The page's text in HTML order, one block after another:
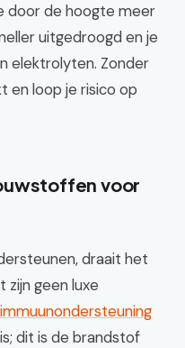
door de hoogte meer
uitgedroogd en je
elektrolyten. Zonder
en loop je risico op
voor
draait het
zijn geen luxe
immuunondersteuning
dit is de brandstof